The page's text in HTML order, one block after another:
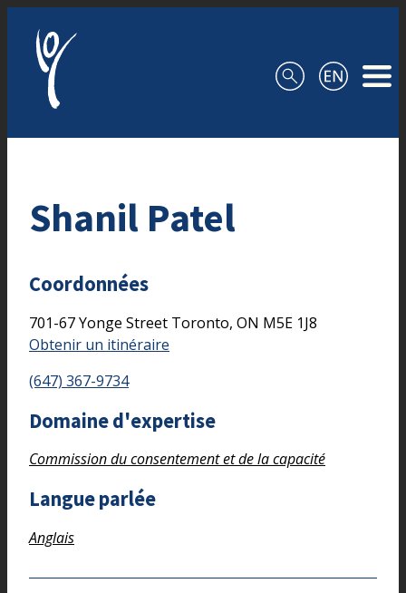
Shanil Patel
Coordonnées
701-67 Yonge Street Toronto, ON M5E 1J8
Obtenir un itinéraire
(647) 367-9734
Domaine d'expertise
Commission du consentement et de la capacité
Langue parlée
Anglais